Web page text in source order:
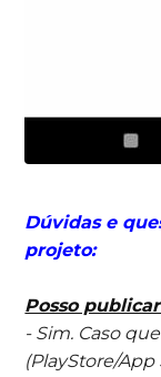
Dúvidas e
projeto:
Posso
- Sim. Caso
(PlayStore/App